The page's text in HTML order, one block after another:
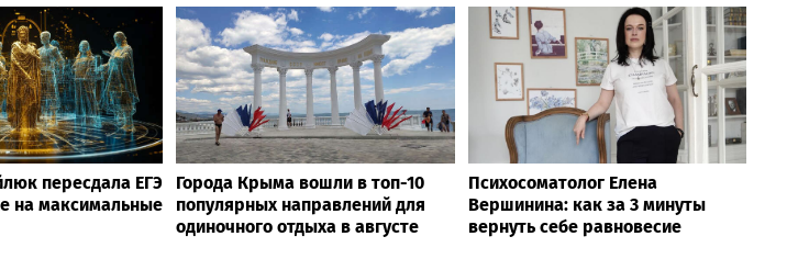
пересдала ЕГЭ
на максимальные
Города Крыма вошли в топ-10
популярных направлений для
одиночного отдыха в августе
Психосоматолог Елена
Вершинина: как за 3 минуты
вернуть себе равновесие